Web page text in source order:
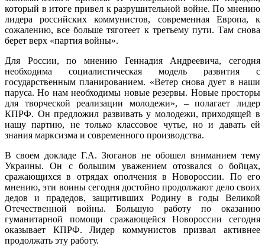
который в итоге привел к разрушительной войне. По мнению
лидера российских коммунистов, современная Европа, к
сожалению, все больше тяготеет к третьему пути. Там снова
берет верх «партия войны».
Для России, по мнению Геннадия Андреевича, сегодня
необходима социалистическая модель развития с
государственным планированием. «Ветер снова дует в наши
паруса. Но нам необходимы новые резервы. Новые просторы
для творческой реализации молодежи», – полагает лидер
КПРФ. Он предложил развивать у молодежи, приходящей в
нашу партию, не только классовое чутье, но и давать ей
знания марксизма и современного производства.
В своем докладе Г.А. Зюганов не обошел вниманием тему
Украины. Он с большим уважением отозвался о бойцах,
сражающихся в отрядах ополчения в Новороссии. По его
мнению, эти воины сегодня достойно продолжают дело своих
дедов и прадедов, защитивших Родину в годы Великой
Отечественной войны. Большую работу по оказанию
гуманитарной помощи сражающейся Новороссии сегодня
оказывает КПРФ. Лидер коммунистов призвал активнее
продолжать эту работу.